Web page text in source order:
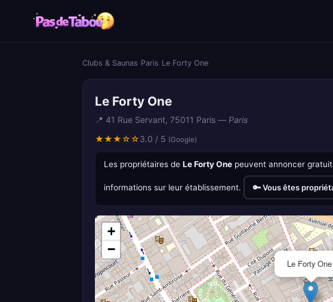
Clubs & Saunas Paris Le Forty One
Le Forty One
📍 41 Rue Servant, 75011 Paris — Paris
★★★☆☆3.0 / 5 (Google)
Les propriétaires de Le Forty One peuvent annoncer
informations sur leur établissement. 🔑 Vous êtes
Le Forty One
+
−